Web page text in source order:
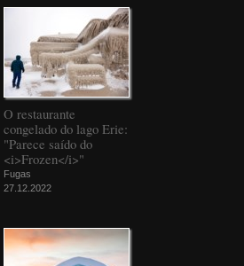
O restaurante
congelado do lago Erie:
"Parece saído do
<i>Frozen</i>"
Fugas
27.12.2022